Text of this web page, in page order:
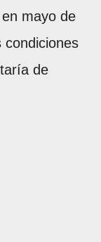
en mayo de
condiciones
de